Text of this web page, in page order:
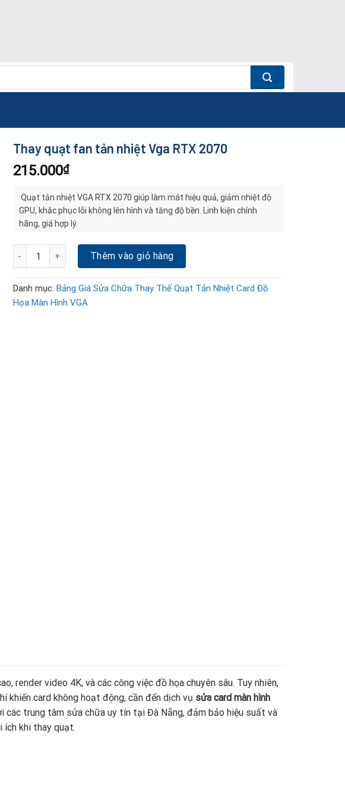
Thay quạt fan tản nhiệt Vga RTX 2070
215.000₫
Quạt tản nhiệt VGA RTX 2070 giúp làm mát hiệu quả, giảm nhiệt độ
GPU, khắc phục lỗi không lên hình và tăng độ bền. Linh kiện chính
hãng, giá hợp lý.
Thay quạt fan tản nhiệt Vga RTX 2070 số lượng
Thêm vào giỏ hàng
Danh mục: Bảng Giá Sửa Chữa Thay Thế Quạt Tản Nhiệt Card Đồ
Họa Màn Hình VGA
render video 4K, và các công việc đồ họa chuyên sâu. Tuy nhiên,
khiến card không hoạt động, cần đến dịch vụ sửa card màn hình
trung tâm sửa chữa uy tín tại Đà Nẵng, đảm bảo hiệu suất và
ích khi thay quạt.